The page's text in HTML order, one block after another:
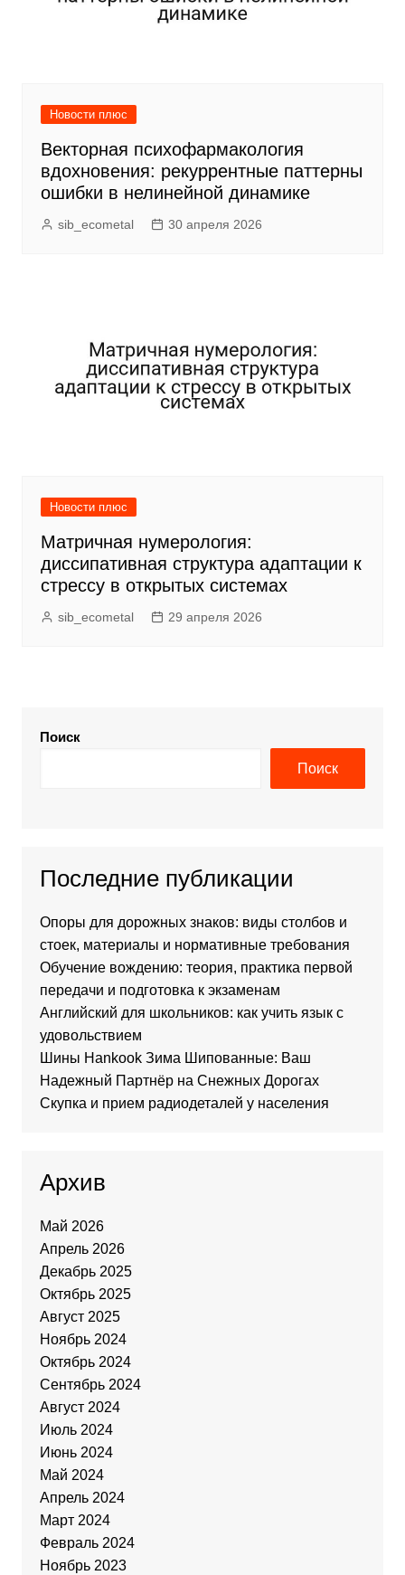
Новости плюс
Векторная психофармакология
вдохновения: рекуррентные паттерны
ошибки в нелинейной динамике
sib_ecometal 30 апреля 2026
Новости плюс
Матричная нумерология:
диссипативная структура адаптации к
стрессу в открытых системах
sib_ecometal 29 апреля 2026
Поиск
Поиск
Последние публикации
Опоры для дорожных знаков: виды столбов и
стоек, материалы и нормативные требования
Обучение вождению: теория, практика первой
передачи и подготовка к экзаменам
Английский для школьников: как учить язык с
удовольствием
Шины Hankook Зима Шипованные: Ваш
Надежный Партнёр на Снежных Дорогах
Скупка и прием радиодеталей у населения
Архив
Май 2026
Апрель 2026
Декабрь 2025
Октябрь 2025
Август 2025
Ноябрь 2024
Октябрь 2024
Сентябрь 2024
Август 2024
Июль 2024
Июнь 2024
Май 2024
Апрель 2024
Март 2024
Февраль 2024
Ноябрь 2023